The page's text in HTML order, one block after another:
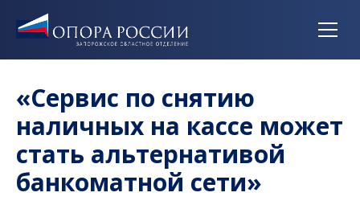
«Сервис по снятию
наличных на кассе может
стать альтернативой
банкоматной сети»